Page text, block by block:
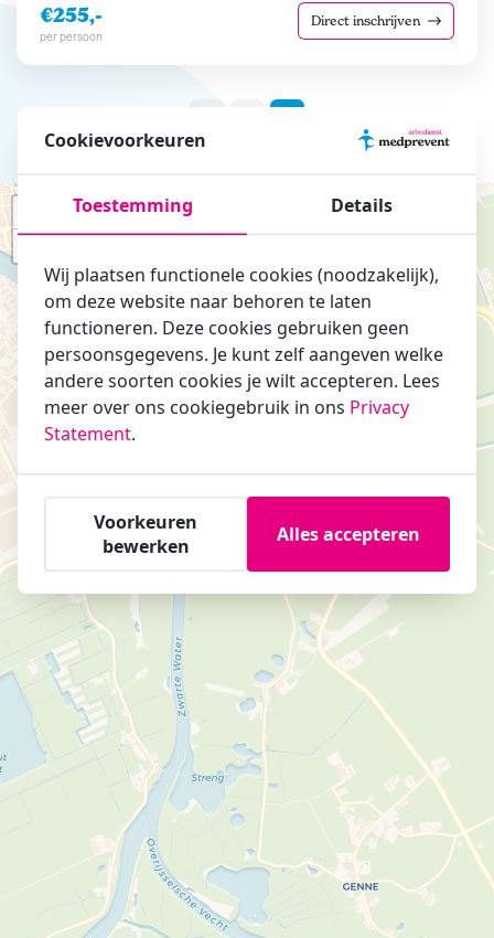
€255,-
per persoon
Direct inschrijven
Cookievoorkeuren
Toestemming Details
Wij plaatsen functionele cookies (noodzakelijk),
om deze website naar behoren te laten
functioneren. Deze cookies gebruiken geen
persoonsgegevens. Je kunt zelf aangeven welke
andere soorten cookies je wilt accepteren. Lees
meer over ons cookiegebruik in ons Privacy
Statement.
Voorkeuren
bewerken
Alles accepteren